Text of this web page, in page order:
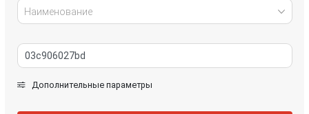
Land Rover
Mazda Mercedes-Benz
Nissan Opel
Наименование
Дополнительные параметры